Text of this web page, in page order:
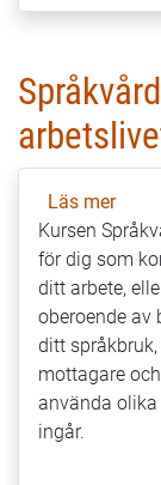
Läs merom
och
i
Kursen
för dig som
ditt arbete,
oberoende av
ditt
mottagare
använda
ingår.